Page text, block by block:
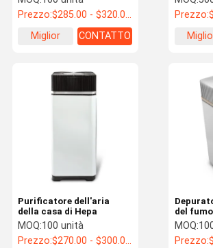
Prezzo:$285.00 - $320.00/Units
Miglior
CONTATTO
Prezzo:
Purificatore dell'aria
della casa di Hepa
MOQ:100 unità
Prezzo:$270.00 - $300.00/Units
del
Hepa
dell'aria
casa di
MOQ:
Prezzo: